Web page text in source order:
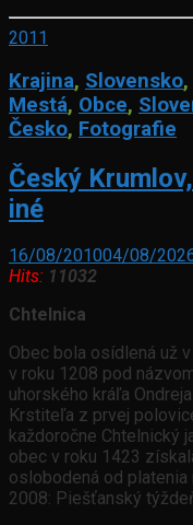
2011
Krajina, Slovensko,
Mestá, Obce,
Česko, Fotografie
Český
iné
16/08/201004/08/
Hits: 11032
Chtelnica
Obec bola osídlená už
v roku 1208 pod
uhorského kráľa
Krstiteľa z prvej
každoročne Chtelnický
obec v roku 1423
oslobodená od platenia
2008: Piešťanský